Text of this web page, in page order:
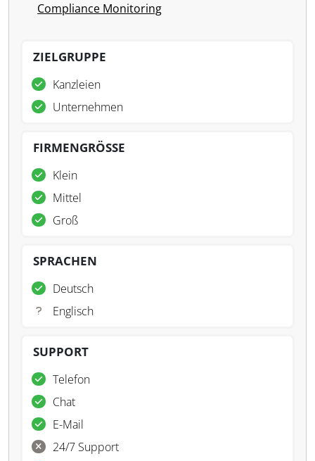
Compliance Monitoring
ZIELGRUPPE
Kanzleien
Unternehmen
FIRMENGRÖSSE
Klein
Mittel
Groß
SPRACHEN
Deutsch
Englisch
SUPPORT
Telefon
Chat
E-Mail
24/7 Support